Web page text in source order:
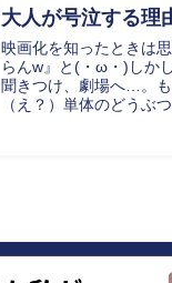
大人が号泣する理
映画化を知ったときは
らんw』と(・ω・)しか
聞きつけ、劇場へ…。
（え？）単体のどうぶ